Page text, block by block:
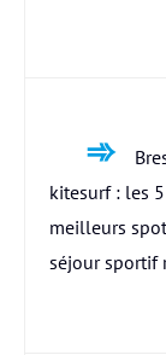
kitesurf : les 5
meilleurs
séjour sportif